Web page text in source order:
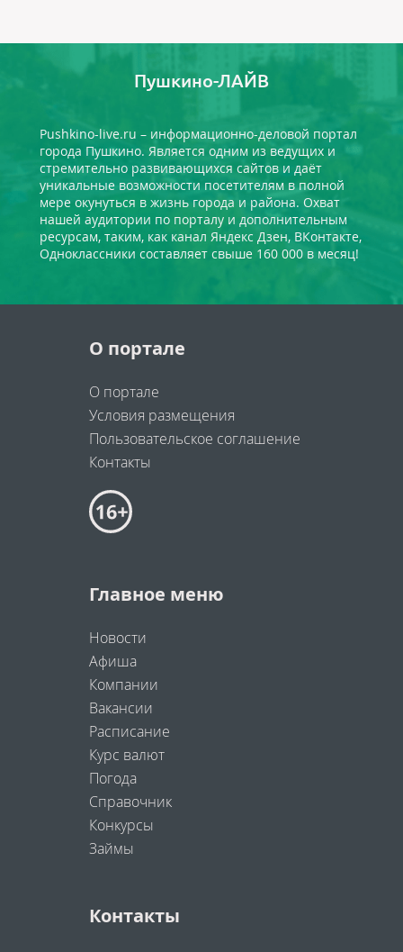
Пушкино-ЛАЙВ
Pushkino-live.ru – информационно-деловой портал
города Пушкино. Является одним из ведущих и
стремительно развивающихся сайтов и даёт
уникальные возможности посетителям в полной
мере окунуться в жизнь города и района. Охват
нашей аудитории по порталу и дополнительным
ресурсам, таким, как канал Яндекс Дзен, ВКонтакте,
Одноклассники составляет свыше 160 000 в месяц!
О портале
О портале
Условия размещения
Пользовательское соглашение
Контакты
Главное меню
Новости
Афиша
Компании
Вакансии
Расписание
Курс валют
Погода
Справочник
Конкурсы
Займы
Контакты